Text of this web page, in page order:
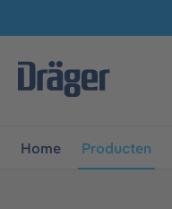
Home Producten